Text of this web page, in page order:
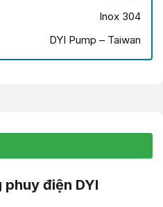
Inox 304
DYI Pump – Taiwan
điện DYI